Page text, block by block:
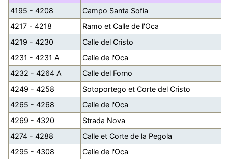
4195 - 4208
Campo Santa Sofia
4217 - 4218
Ramo et Calle de l'Oca
4219 - 4230
Calle del Cristo
4231 - 4231 A
Calle de l'Oca
4232 - 4264 A
Calle del Forno
4249 - 4258
Sotoportego et Corte del Cristo
4265 - 4268
Calle de l'Oca
4269 - 4320
Strada Nova
4274 - 4288
Calle et Corte de la Pegola
4295 - 4308
Calle de l'Oca